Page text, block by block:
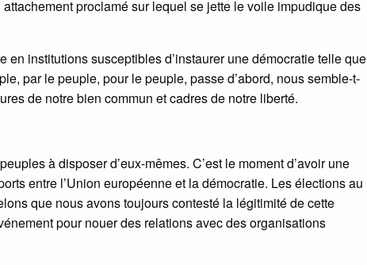
proclamé sur lequel se jette le voile impudique des
institutions susceptibles d’instaurer une démocratie telle que
par le peuple, pour le peuple, passe d’abord, nous semble-t-
de notre bien commun et cadres de notre liberté.
à disposer d’eux-mêmes. C’est le moment d’avoir une
entre l’Union européenne et la démocratie. Les élections au
que nous avons toujours contesté la légitimité de cette
pour nouer des relations avec des organisations